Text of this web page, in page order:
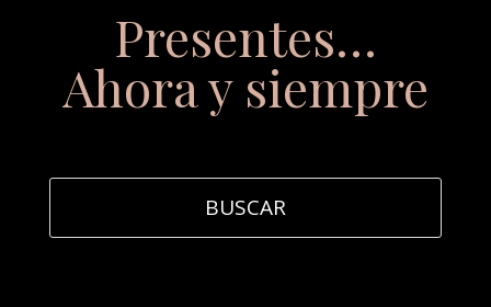
Presentes…
Ahora y siempre